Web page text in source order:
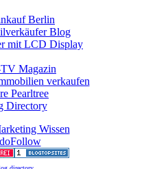
Berlin
Blog
mit LCD Display
Magazin
verkaufen
Pearltree
Directory
Wissen